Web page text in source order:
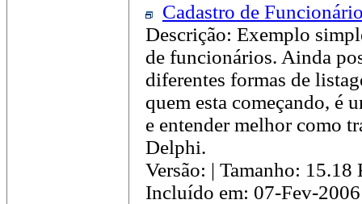
Cadastro de
Descrição: Exemplo
de funcionários. Ainda
diferentes formas de
quem esta começando, é
e entender melhor como
Delphi.
Versão: | Tamanho: 15.18
Incluído em: 07-Fev-